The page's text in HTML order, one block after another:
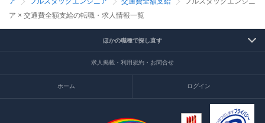
ア × 交通費全額支給の転職・求人情報一覧
ほかの職種で探し直す
求人掲載・利用規約・お問合せ
ホーム ログイン